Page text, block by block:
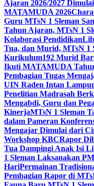
Ajaran 2026/2027
MATAMUDA 2026
Guru MTsN 1 Sleman
Tahun Ajaran, MTsN 1
Kolaborasi Pendidikan
Tua, dan Murid, MTsN 1
Kurikulum192 Murid
Ikuti MATAMUDA
Pembagian Tugas
UIN Raden Intan
Penelitian Madrasah
Mengabdi, Guru dan
KinerjaMTsN 1 Sleman
dalam Pameran
Mengajar Dimulai dari
Workshop KBCRapor
Tua Dampingi Anak Isi
1 Sleman Laksanakan
HariPermainan
Pembagian Rapor di